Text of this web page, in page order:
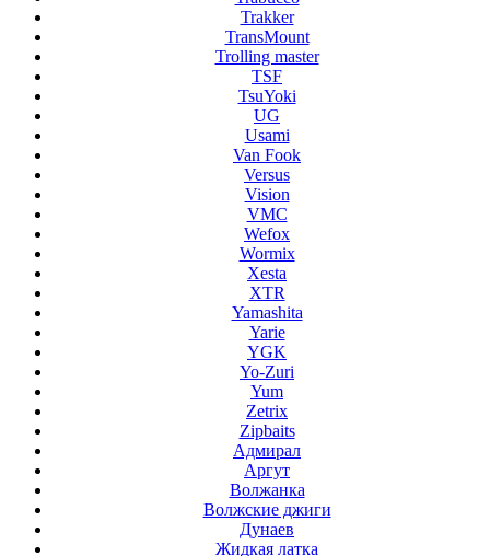
Trakker
TransMount
Trolling master
TSF
TsuYoki
UG
Usami
Van Fook
Versus
Vision
VMC
Wefox
Wormix
Xesta
XTR
Yamashita
Yarie
YGK
Yo-Zuri
Yum
Zetrix
Zipbaits
Адмирал
Аргут
Волжанка
Волжские джиги
Дунаев
Жидкая латка